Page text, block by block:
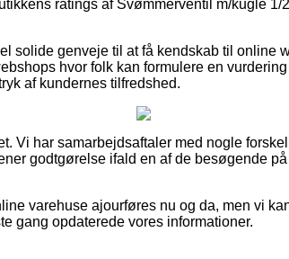
ratings af Svømmerventil m/kugle
solide genveje til at få kendskab til online
hvor folk kan formulere en
af kundernes tilfredshed.
Vi har samarbejdsaftaler med nogle
godtgørelse ifald en af de besøgende
varehuse ajourføres nu og da, men vi
gang opdaterede vores informationer.